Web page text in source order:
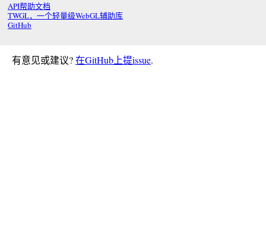
API帮助文档
TWGL，一个轻量级WebGL辅助库
GitHub
有意见或建议?在GitHub上提issue.